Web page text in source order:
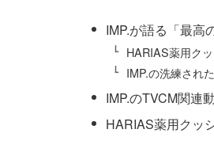
IMP.が語る「最高
HARIAS薬用ク
IMP.の洗練され
IMP.のTVCM関連
HARIAS薬用クッ